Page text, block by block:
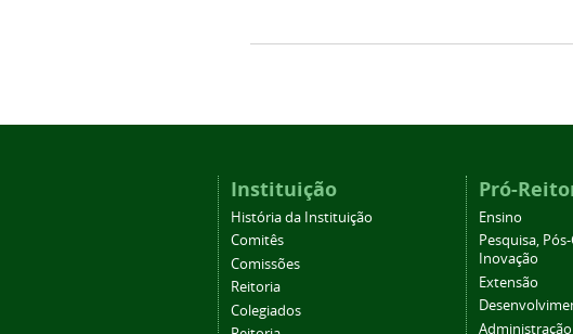
Instituição
História da Instituição
Comitês
Comissões
Reitoria
Colegiados
Pró-
Ensino
Pesquisa,
Inovação
Extensão